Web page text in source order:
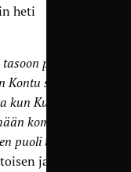
heti
päästy,
sai pari
Kuusinen
komealla
puoli tuntia oli
jakson